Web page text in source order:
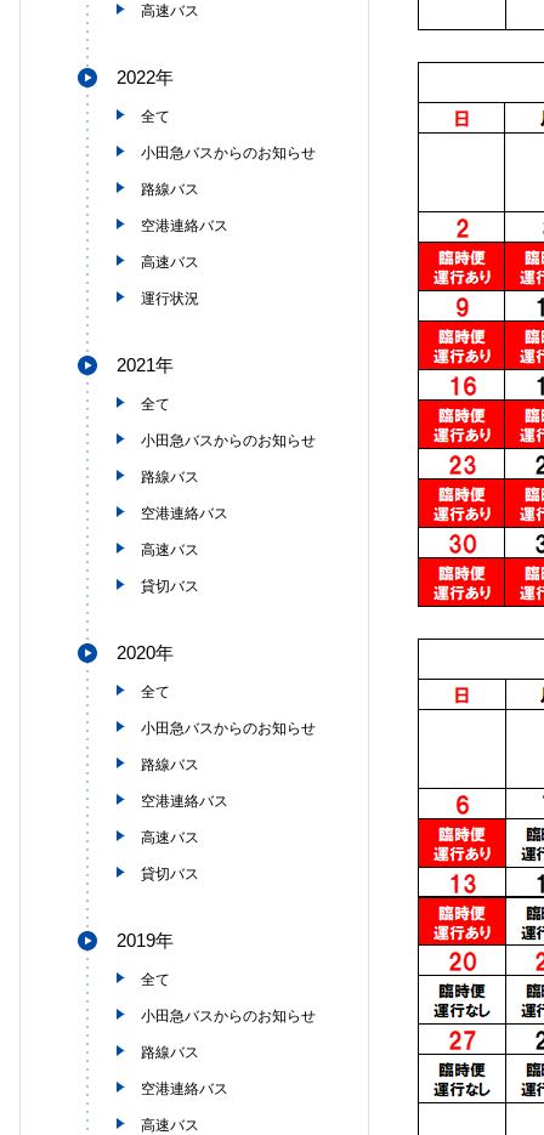
高速バス
2022年
全て
小田急バスからのお知らせ
路線バス
空港連絡バス
高速バス
運行状況
2021年
全て
小田急バスからのお知らせ
路線バス
空港連絡バス
高速バス
貸切バス
2020年
全て
小田急バスからのお知らせ
路線バス
空港連絡バス
高速バス
貸切バス
2019年
全て
小田急バスからのお知らせ
路線バス
空港連絡バス
高速バス